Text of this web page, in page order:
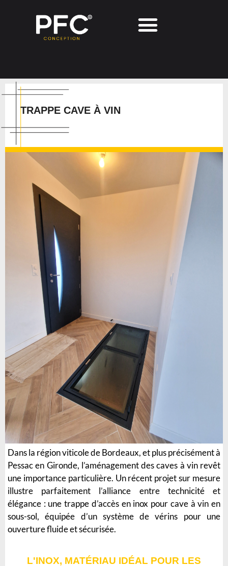
TRAPPE CAVE À VIN
Dans la région viticole de Bordeaux, et plus précisément à
Pessac en Gironde, l’aménagement des caves à vin revêt
une importance particulière. Un récent projet sur mesure
illustre parfaitement l’alliance entre technicité et
élégance : une trappe d’accès en inox pour cave à vin en
sous-sol, équipée d’un système de vérins pour une
ouverture fluide et sécurisée.
L'INOX, MATÉRIAU IDÉAL POUR LES